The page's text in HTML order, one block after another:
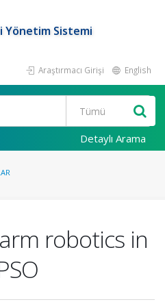
Yönetim Sistemi
Araştırmacı Girişi English
Detaylı Arama
robotics in